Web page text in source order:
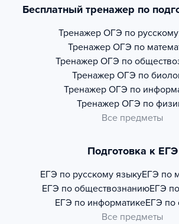
Бесплатный тренажер по
Тренажер ОГЭ по
Тренажер ОГЭ по
Тренажер ОГЭ по
Тренажер ОГЭ по
Тренажер ОГЭ по
Тренажер ОГЭ по
Все предметы
Подготовка к ЕГЭ
ЕГЭ по русскому языкуЕГЭ по
ЕГЭ по обществознаниюЕГЭ
ЕГЭ по информатикеЕГЭ по
Все предметы